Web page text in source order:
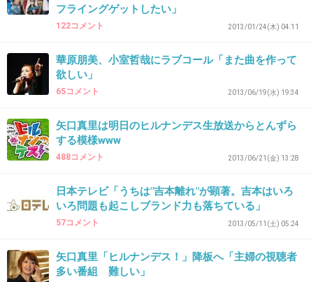
今田も矢口とヤリたいのかな
32. 匿名2013/06/15(土) 20:59:25
笑えねーーー
場がしらけるよ
+11 -0
33. 匿名2013/06/15(土) 21:29:40
芸能人ってそんなんなのかな？歌舞伎界で不倫浮気は芸の
フライングゲットしたい」
122コメント 2013/01/24(木) 04:11
華原朋美、小室哲哉にラブコール「また曲を作って
欲しい」
65コメント 2013/06/19(水) 19:34
矢口真里は明日のヒルナンデス生放送からとんずら
する模様www
488コメント 2013/06/21(金) 13:28
日本テレビ「うちは"吉本離れ"が顕著。吉本はいろ
いろ問題も起こしブランド力も落ちている」
57コメント 2013/05/11(土) 05:24
矢口真里「ヒルナンデス！」降板へ「主婦の視聴者
多い番組 難しい」